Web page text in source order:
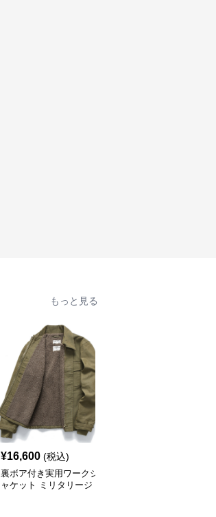
もっと見る
¥16,600 (税込)
裏ボア付き実用ワークジ
ャケット ミリタリージ